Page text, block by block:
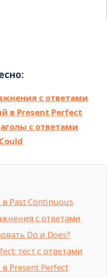
с ответами
в Present Perfect
с ответами
Past Continuous
с ответами
Do и Does?
тест с ответами
Present Perfect